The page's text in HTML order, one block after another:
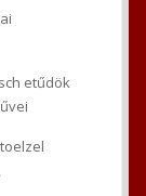
etűdök